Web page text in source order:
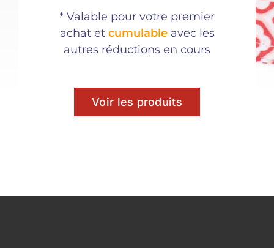
* Valable pour votre premier
achat et cumulableavec les
autres réductions en cours
Voir les produits